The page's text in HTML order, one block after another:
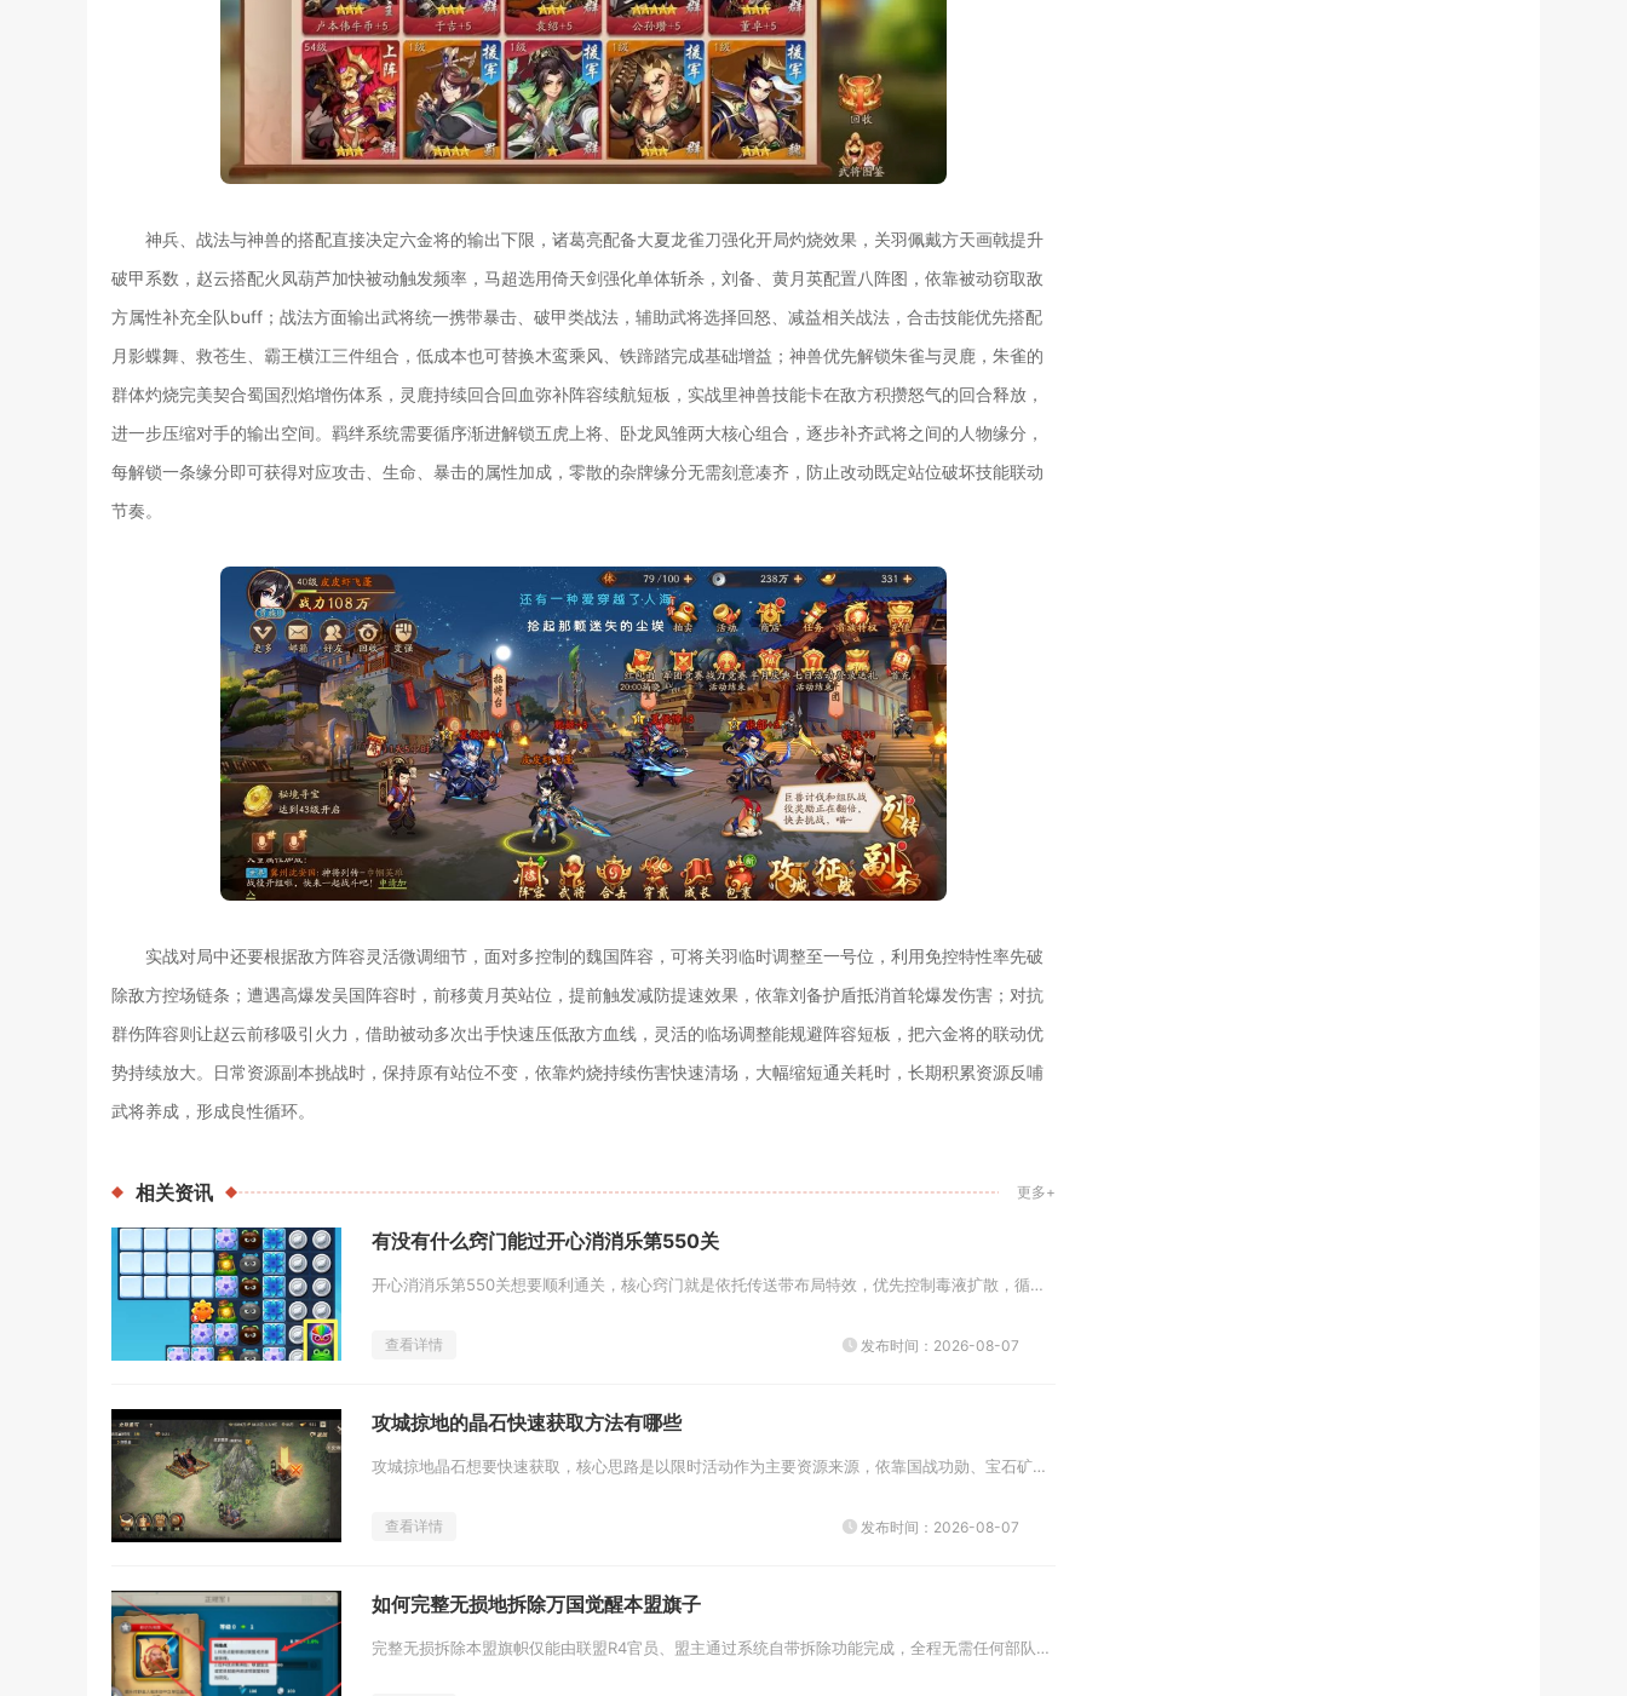
神兵、战法与神兽的搭配直接决定六金将的输出下限，诸葛亮配备大夏龙雀刀强化开局灼烧效果，关羽佩戴方天画戟提升
破甲系数，赵云搭配火凤葫芦加快被动触发频率，马超选用倚天剑强化单体斩杀，刘备、黄月英配置八阵图，依靠被动窃取敌
方属性补充全队buff；战法方面输出武将统一携带暴击、破甲类战法，辅助武将选择回怒、减益相关战法，合击技能优先搭配
月影蝶舞、救苍生、霸王横江三件组合，低成本也可替换木鸾乘风、铁蹄踏完成基础增益；神兽优先解锁朱雀与灵鹿，朱雀的
群体灼烧完美契合蜀国烈焰增伤体系，灵鹿持续回合回血弥补阵容续航短板，实战里神兽技能卡在敌方积攒怒气的回合释放，
进一步压缩对手的输出空间。羁绊系统需要循序渐进解锁五虎上将、卧龙凤雏两大核心组合，逐步补齐武将之间的人物缘分，
每解锁一条缘分即可获得对应攻击、生命、暴击的属性加成，零散的杂牌缘分无需刻意凑齐，防止改动既定站位破坏技能联动
节奏。
实战对局中还要根据敌方阵容灵活微调细节，面对多控制的魏国阵容，可将关羽临时调整至一号位，利用免控特性率先破
除敌方控场链条；遭遇高爆发吴国阵容时，前移黄月英站位，提前触发减防提速效果，依靠刘备护盾抵消首轮爆发伤害；对抗
群伤阵容则让赵云前移吸引火力，借助被动多次出手快速压低敌方血线，灵活的临场调整能规避阵容短板，把六金将的联动优
势持续放大。日常资源副本挑战时，保持原有站位不变，依靠灼烧持续伤害快速清场，大幅缩短通关耗时，长期积累资源反哺
武将养成，形成良性循环。
相关资讯 更多+
有没有什么窍门能过开心消消乐第550关
开心消消乐第550关想要顺利通关，核心窍门就是依托传送带布局特效，优先控制毒液扩散，循序渐进清理藤蔓与多层冰块，合理规划...
查看详情 发布时间：2026-08-07
攻城掠地的晶石快速获取方法有哪些
攻城掠地晶石想要快速获取，核心思路是以限时活动作为主要资源来源，依靠国战功勋、宝石矿场完成日常稳定产出，积攒15级宝石打...
查看详情 发布时间：2026-08-07
如何完整无损地拆除万国觉醒本盟旗子
完整无损拆除本盟旗帜仅能由联盟R4官员、盟主通过系统自带拆除功能完成，全程无需任何部队进攻、点火燃烧操作，旗帜建筑本体不...